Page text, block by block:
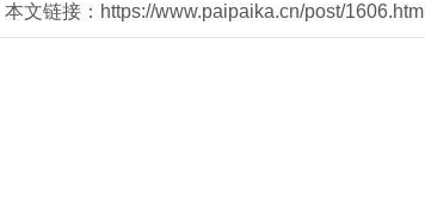
本文链接：https://www.paipaika.cn/post/1606.html